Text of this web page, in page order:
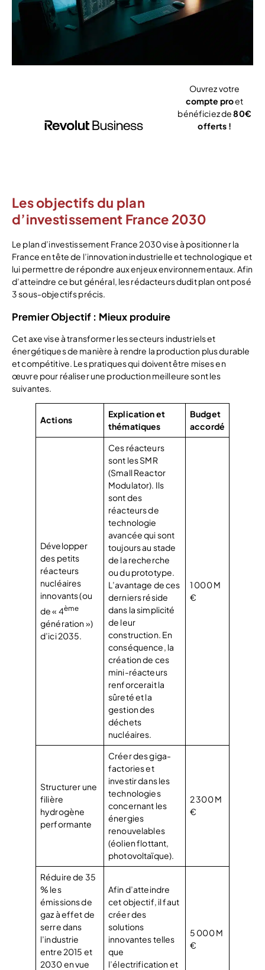
Ouvrez votre
compte proet
bénéficiez de80€
offerts !
Les objectifs du plan
d’investissement France 2030
Le plan d’investissement France 2030 vise à positionner la
France en tête de l’innovation industrielle et technologique et
lui permettre de répondre aux enjeux environnementaux. Afin
d’atteindre ce but général, les rédacteurs dudit plan ont posé
3 sous-objectifs précis.
Premier Objectif : Mieux produire
Cet axe vise à transformer les secteurs industriels et
énergétiques de manière à rendre la production plus durable
et compétitive. Les pratiques qui doivent être mises en
œuvre pour réaliser une production meilleure sont les
suivantes.
Actions
Explication et
thématiques
Budget
accordé
Développer
des petits
réacteurs
nucléaires
innovants (ou
de « 4ème
génération »)
d’ici 2035.
Ces réacteurs
sont les SMR
(Small Reactor
Modulator). Ils
sont des
réacteurs de
technologie
avancée qui sont
toujours au stade
de la recherche
ou du prototype.
L’avantage de ces
derniers réside
dans la simplicité
de leur
construction. En
conséquence, la
création de ces
mini-réacteurs
renforcerait la
sûreté et la
gestion des
déchets
nucléaires.
1 000 M
€
Structurer une
filière
hydrogène
performante
Créer des giga-
factories et
investir dans les
technologies
concernant les
énergies
renouvelables
(éolien flottant,
photovoltaïque).
2 300 M
€
Réduire de 35
% les
émissions de
gaz à effet de
serre dans
l’industrie
entre 2015 et
2030 en vue
Afin d’atteindre
cet objectif, il faut
créer des
solutions
innovantes telles
que
l’électrification et
5 000 M
€